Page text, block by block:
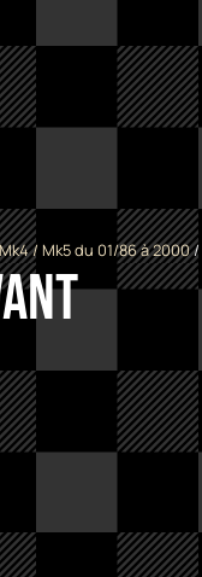
/ Mk5 du 01/86 à 2000/